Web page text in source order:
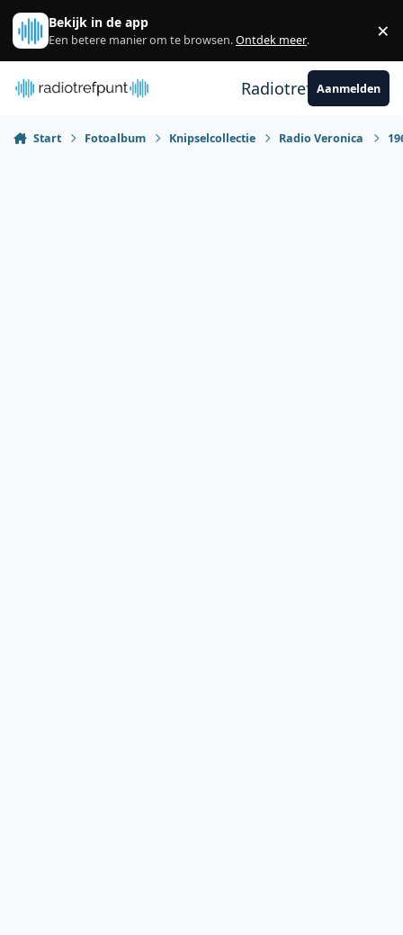
Spring naar bijdragen
Bekijk in de app
Een betere manier om te browsen.Ontdek meer. ×
RadiotrefpuntAanmelden
Start Fotoalbum Knipselcollectie Radio Veronica